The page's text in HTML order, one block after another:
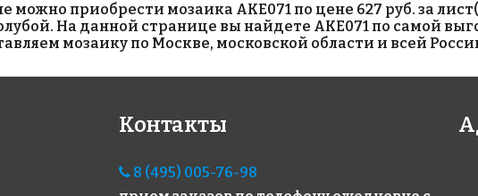
AKE100
Испания 313x495
приобрести мозаика AKE071 по цене 627 руб. за
На данной странице вы найдете AKE071 по самой
мозаику по Москве, московской области и всей
Контакты
8 (495) 005-76-98